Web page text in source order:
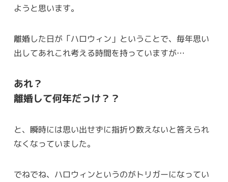
ようと思います。
離婚した日が「ハロウィン」ということで、毎年思い
出してあれこれ考える時間を持っていますが…
あれ？
離婚して何年だっけ？？
と、瞬時には思い出せずに指折り数えないと答えられ
なくなっていました。
でねでね、ハロウィンというのがトリガーになってい